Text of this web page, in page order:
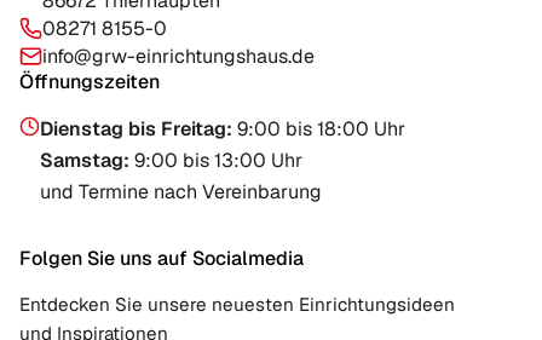
08271 8155-0
info@grw-einrichtungshaus.de
Öffnungszeiten
Dienstag bis Freitag: 9:00 bis 18:00 Uhr
Samstag: 9:00 bis 13:00 Uhr
und Termine nach Vereinbarung
Folgen Sie uns auf Socialmedia
Entdecken Sie unsere neuesten Einrichtungsideen
und Inspirationen